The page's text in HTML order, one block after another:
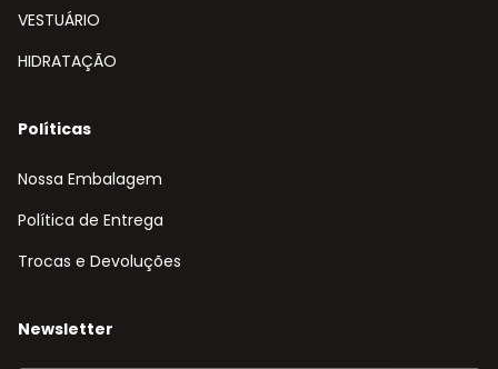
VESTUÁRIO
HIDRATAÇÃO
Políticas
Nossa Embalagem
Política de Entrega
Trocas e Devoluções
Newsletter